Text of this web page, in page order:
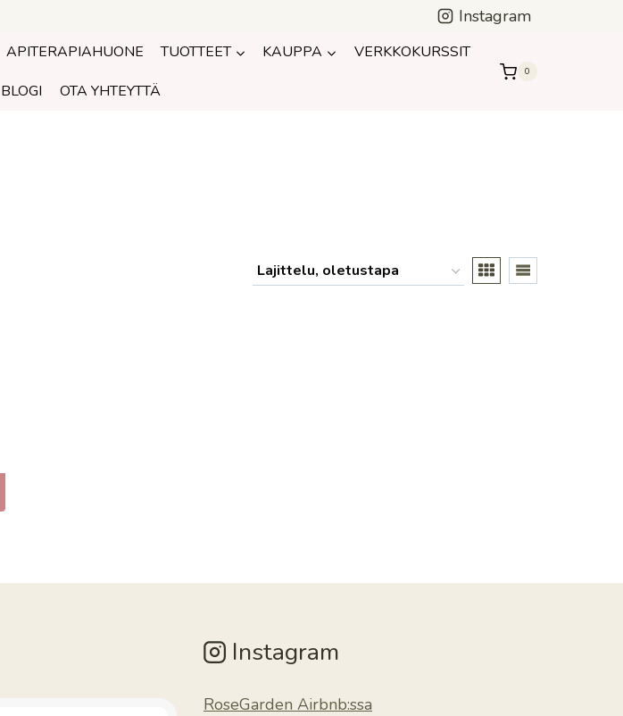
Instagram
APITERAPIAHUONE TUOTTEET KAUPPA VERKKOKURSSIT
BLOGI OTA YHTEYTTÄ
0
Instagram
RoseGarden Airbnb:ssa